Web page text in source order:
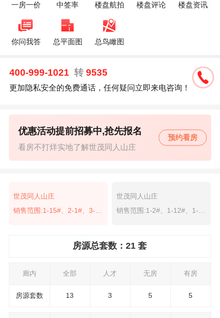
一房一价 中签率 楼盘航拍 楼盘评论 楼盘资讯
你问我答 总平面图 总鸟瞰图
400-999-1021转 9535
更加隐私安全的免费通话，任何疑问立即来电咨询！
看房不打烊实地了解世茂同人山庄
优惠活动提前招募中,抢先报名
预约看房
世茂同人山庄
世茂同人山庄
房源总套数：21 套
廊内 全部 人才 无房 有房
房源套数 13 3 5 5